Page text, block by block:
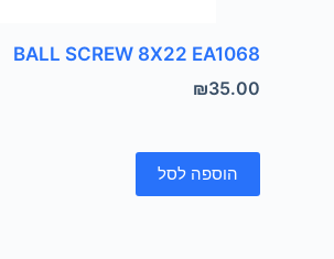
BALL SCREW 8X22 EA1068
₪35.00
הוספה לסל